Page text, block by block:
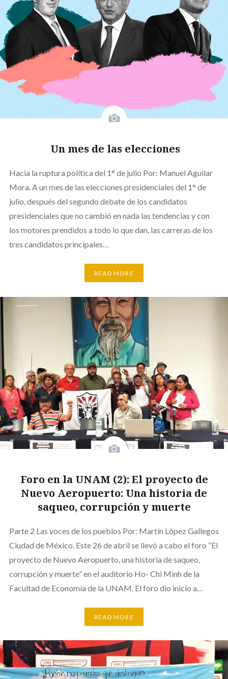
Un mes de las elecciones
Hacia la ruptura política del 1° de julio Por: Manuel Aguilar
Mora. A un mes de las elecciones presidenciales del 1° de
julio, después del segundo debate de los candidatos
presidenciales que no cambió en nada las tendencias y con
los motores prendidos a todo lo que dan, las carreras de los
tres candidatos principales…
READ MORE
Foro en la UNAM (2): El proyecto de
Nuevo Aeropuerto: Una historia de
saqueo, corrupción y muerte
Parte 2 Las voces de los pueblos Por: Martín López Gallegos
Ciudad de México. Este 26 de abril se llevó a cabo el foro “El
proyecto de Nuevo Aeropuerto, una historia de saqueo,
corrupción y muerte” en el auditorio Ho- Chi Minh de la
Facultad de Economía de la UNAM. El foro dio inicio a…
READ MORE